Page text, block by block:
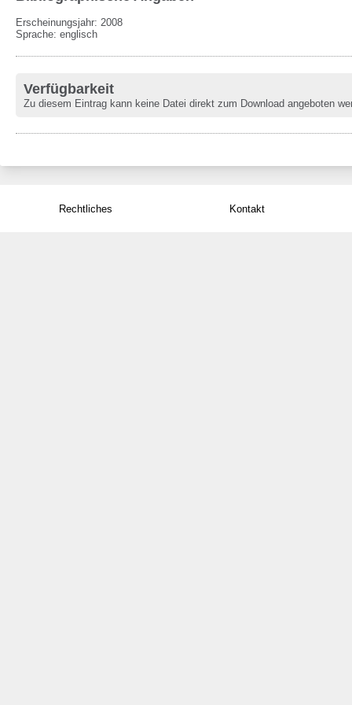
Erscheinungsjahr: 2008
Sprache: englisch
Verfügbarkeit
Zu diesem Eintrag kann keine Datei direkt zum Download angeboten
Rechtliches Kontakt